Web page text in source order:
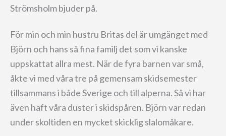
Strömsholm bjuder på.
För min och min hustru Britas del är umgänget med
Björn och hans så fina familj det som vi kanske
uppskattat allra mest. När de fyra barnen var små,
åkte vi med våra tre på gemensam skidsemester
tillsammans i både Sverige och till alperna. Så vi har
även haft våra duster i skidspåren. Björn var redan
under skoltiden en mycket skicklig slalomåkare.